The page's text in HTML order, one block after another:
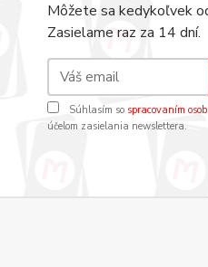
Môžete sa kedykoľvek
Zasielame raz za 14 dní.
Súhlasím so spracovaním
účelom zasielania newslettera.